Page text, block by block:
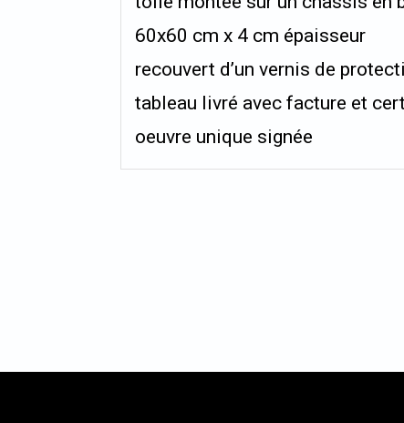
60x60 cm x 4 cm épaisseur
recouvert d’un vernis de
tableau livré avec facture et
oeuvre unique signée